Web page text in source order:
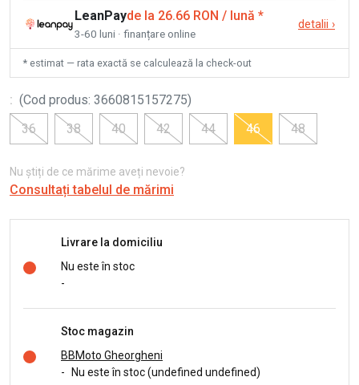
LeanPayde la 26.66 RON / lună *
3-60 luni · finanțare online
detalii ›
* estimat — rata exactă se calculează la check-out
: (Cod produs: 3660815157275)
36
38 40 42 44 46 48
Nu știți de ce mărime aveți nevoie?
Consultați tabelul de mărimi
Livrare la domiciliu
Nu este în stoc
-
Stoc magazin
BBMoto Gheorgheni
-
Nu este în stoc (undefined undefined)